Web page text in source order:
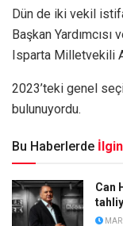
Dün de iki vekil
Başkan
Isparta Milletvekili
2023’teki genel
bulunuyordu.
Bu Haberlerde
Can